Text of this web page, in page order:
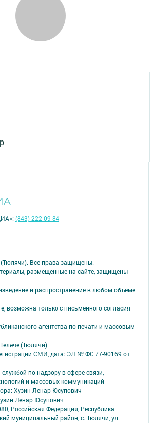
(Тюлячи). Все права защищены.
размещенные на сайте, защищены
и распространение в любом объеме
возможна только с письменного согласия
агентства по печати и массовым
(Тюлячи)
СМИ, дата: ЭЛ № ФС 77-90169 от
по надзору в сфере связи,
и массовых коммуникаций
Хузин Ленар Юсупович
Ленар Юсупович
Российская Федерация, Республика
муниципальный район, с. Тюлячи, ул.
(843) 222 09 84